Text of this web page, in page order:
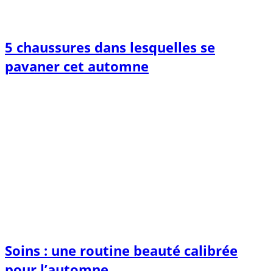
5 chaussures dans lesquelles se
pavaner cet automne
Soins : une routine beauté calibrée